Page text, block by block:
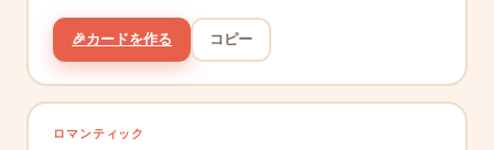
🎉カードを作る コピー
ロマンティック